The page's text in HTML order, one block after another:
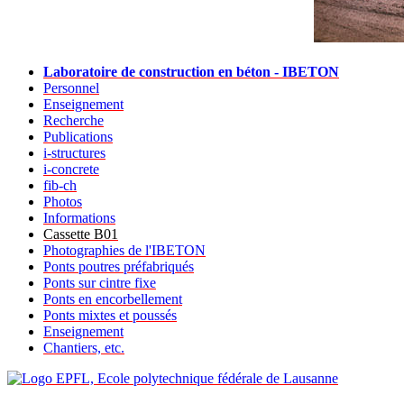
Laboratoire de construction en béton - IBETON
Personnel
Enseignement
Recherche
Publications
i-structures
i-concrete
fib-ch
Photos
Informations
Cassette B01
Photographies de l'IBETON
Ponts poutres préfabriqués
Ponts sur cintre fixe
Ponts en encorbellement
Ponts mixtes et poussés
Enseignement
Chantiers, etc.